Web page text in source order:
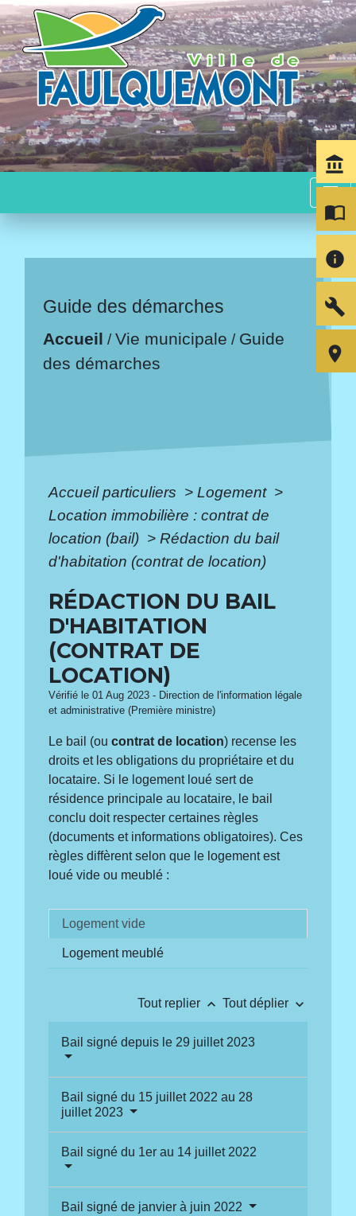
menu
Guide des démarches
Accueil /Vie municipale / Guide
des démarches
Accueil particuliers > Logement >
Location immobilière : contrat de
location (bail) > Rédaction du bail
d'habitation (contrat de location)
RÉDACTION DU BAIL
D'HABITATION
(CONTRAT DE
LOCATION)
Vérifié le 01 Aug 2023 - Direction de l'information légale
et administrative (Première ministre)
Le bail (oucontrat de location) recense les
droits et les obligations du propriétaire et du
locataire. Si le logement loué sert de
résidence principale au locataire, le bail
conclu doit respecter certaines règles
(documents et informations obligatoires). Ces
règles diffèrent selon que le logement est
loué vide ou meublé :
Logement vide
Logement meublé
Tout replier keyboard_arrow_up Tout déplier keyboard_arrow_down
Bail signé depuis le 29 juillet 2023
Bail signé du 15 juillet 2022 au 28
juillet 2023
Bail signé du 1er au 14 juillet 2022
Bail signé de janvier à juin 2022
account_balance
import_contacts
info
build
room